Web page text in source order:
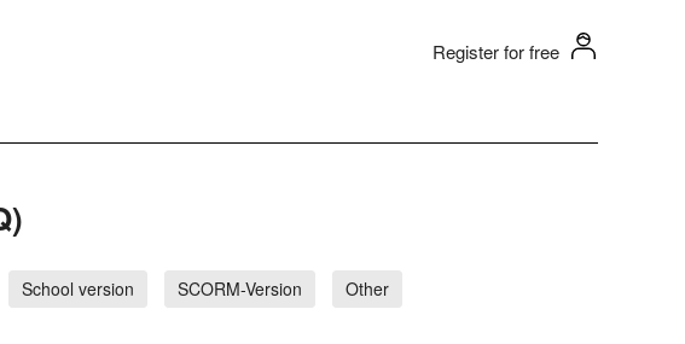
Register for free
School version SCORM-Version Other